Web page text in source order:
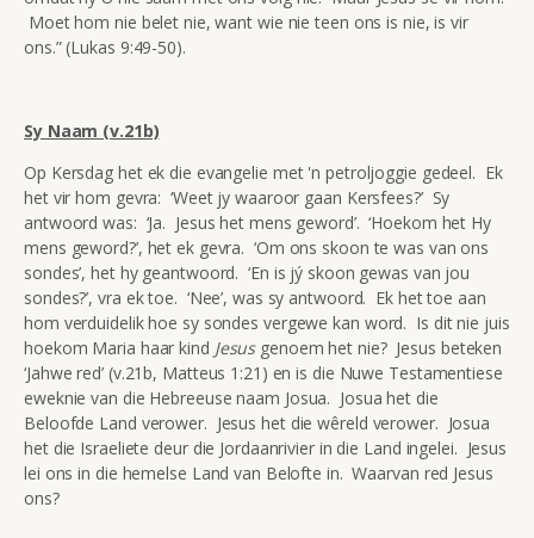
Moet hom nie belet nie, want wie nie teen ons is nie, is vir
ons.” (Lukas 9:49-50).
Sy Naam (v.21b)
Op Kersdag het ek die evangelie met 'n petroljoggie gedeel. Ek
het vir hom gevra: ‘Weet jy waaroor gaan Kersfees?’ Sy
antwoord was: ‘Ja. Jesus het mens geword’. ‘Hoekom het Hy
mens geword?’, het ek gevra. ‘Om ons skoon te was van ons
sondes’, het hy geantwoord. ‘En is jý skoon gewas van jou
sondes?’, vra ek toe. ‘Nee’, was sy antwoord. Ek het toe aan
hom verduidelik hoe sy sondes vergewe kan word. Is dit nie juis
hoekom Maria haar kind Jesusgenoem het nie? Jesus beteken
‘Jahwe red’ (v.21b, Matteus 1:21) en is die Nuwe Testamentiese
eweknie van die Hebreeuse naam Josua. Josua het die
Beloofde Land verower. Jesus het die wêreld verower. Josua
het die Israeliete deur die Jordaanrivier in die Land ingelei. Jesus
lei ons in die hemelse Land van Belofte in. Waarvan red Jesus
ons?